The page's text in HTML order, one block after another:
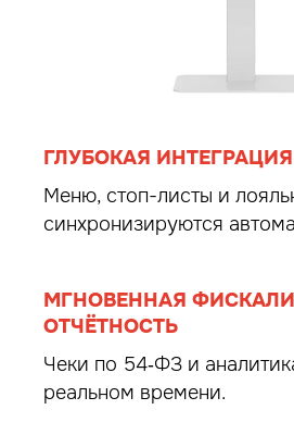
ГЛУБОКАЯ ИНТЕГРАЦИЯ
Меню, стоп-листы и
синхронизируются
МГНОВЕННАЯ
ОТЧЁТНОСТЬ
Чеки по 54‑ФЗ и
реальном времени.